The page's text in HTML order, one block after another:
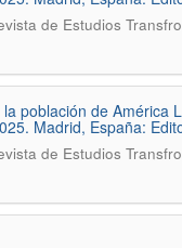
de Estudios
población de América
Madrid, España:
de Estudios